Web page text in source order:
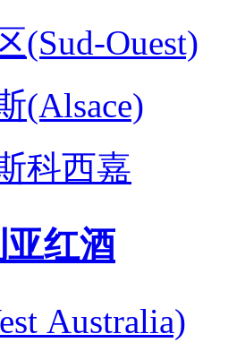
(Sud-Ouest)
(Alsace)
科西嘉
红酒
Australia)